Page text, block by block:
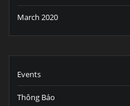
March 2020
Events
Thông Báo